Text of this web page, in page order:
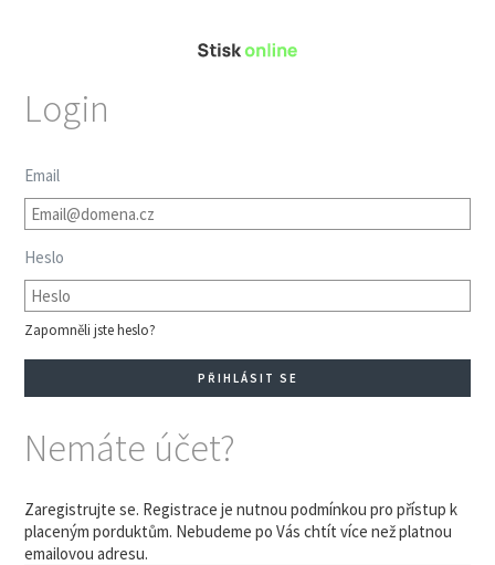
Login
Email
Heslo
Zapomněli jste heslo?
Nemáte účet?
Zaregistrujte se. Registrace je nutnou podmínkou pro přístup k
placeným porduktům. Nebudeme po Vás chtít více než platnou
emailovou adresu.